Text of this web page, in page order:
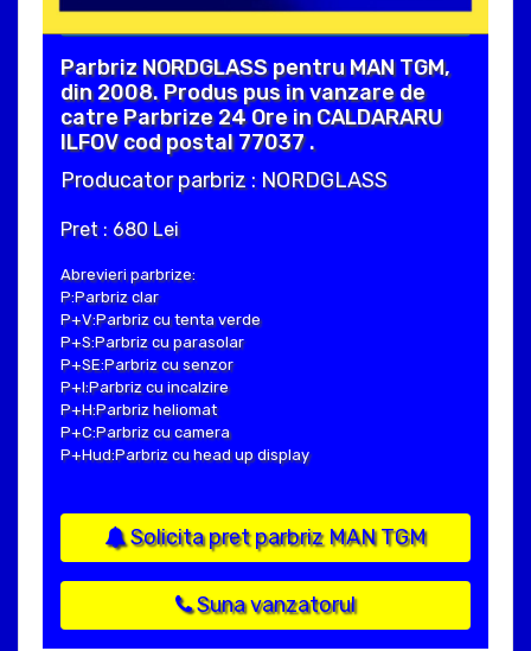
Parbriz NORDGLASS pentru MAN TGM,
din 2008. Produs pus in vanzare de
catre Parbrize 24 Ore in CALDARARU
ILFOV cod postal 77037 .
Producator parbriz : NORDGLASS
Pret : 680 Lei
Abrevieri parbrize:
P:Parbriz clar
P+V:Parbriz cu tenta verde
P+S:Parbriz cu parasolar
P+SE:Parbriz cu senzor
P+I:Parbriz cu incalzire
P+H:Parbriz heliomat
P+C:Parbriz cu camera
P+Hud:Parbriz cu head up display
Solicita pret parbriz MAN TGM
Suna vanzatorul